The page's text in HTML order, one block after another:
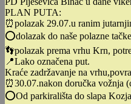
PLAN PUTA:
⏰️polazak 29.07.u ranim
⭕️dolazak do naše polazne
👣polazak prema vrhu Krn,
📍Lako označena put.
Kraće zadržavanje na
⏰️30.07.nakon doručka vožnja
⭕️Od parkirališta do slapa